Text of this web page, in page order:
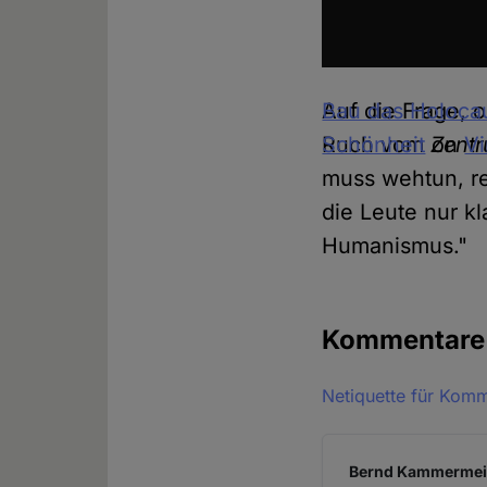
Bau das
Schönheit on
Auf die Frage,
Ruch vom
muss wehtun,
die Leute nur
Humanismus."
Kommentare
Netiquette für
Bernd